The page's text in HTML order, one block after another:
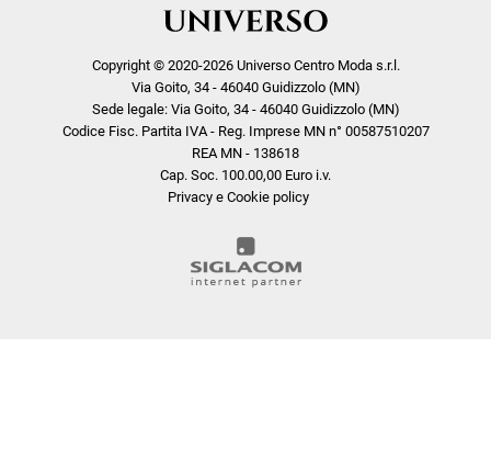
Copyright © 2020-2026 Universo Centro Moda s.r.l.
Via Goito, 34 - 46040 Guidizzolo (MN)
Sede legale: Via Goito, 34 - 46040 Guidizzolo (MN)
Codice Fisc. Partita IVA - Reg. Imprese MN n° 00587510207
REA MN - 138618
Cap. Soc. 100.00,00 Euro i.v.
Privacy e Cookie policy